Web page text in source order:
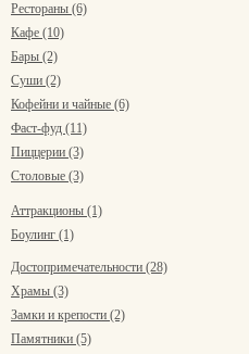
Рестораны (6)
Кафе (10)
Бары (2)
Суши (2)
Кофейни и чайные (6)
Фаст-фуд (11)
Пиццерии (3)
Столовые (3)
Аттракционы (1)
Боулинг (1)
Достопримечательности (28)
Храмы (3)
Замки и крепости (2)
Памятники (5)